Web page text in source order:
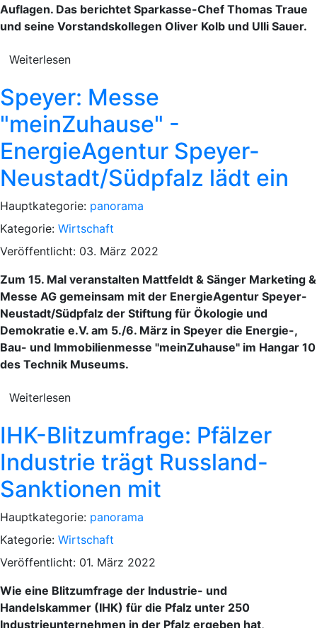
Auflagen. Das berichtet Sparkasse-Chef Thomas Traue
und seine Vorstandskollegen Oliver Kolb und Ulli Sauer.
Weiterlesen
Speyer: Messe
"meinZuhause" -
EnergieAgentur Speyer-
Neustadt/Südpfalz lädt ein
Hauptkategorie: panorama
Kategorie: Wirtschaft
Veröffentlicht: 03. März 2022
Zum 15. Mal veranstalten Mattfeldt & Sänger Marketing &
Messe AG gemeinsam mit der EnergieAgentur Speyer-
Neustadt/Südpfalz der Stiftung für Ökologie und
Demokratie e.V. am 5./6. März in Speyer die Energie-,
Bau- und Immobilienmesse "meinZuhause" im Hangar 10
des Technik Museums.
Weiterlesen
IHK-Blitzumfrage: Pfälzer
Industrie trägt Russland-
Sanktionen mit
Hauptkategorie: panorama
Kategorie: Wirtschaft
Veröffentlicht: 01. März 2022
Wie eine Blitzumfrage der Industrie- und
Handelskammer (IHK) für die Pfalz unter 250
Industrieunternehmen in der Pfalz ergeben hat,